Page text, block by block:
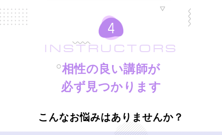
INSTRUCTORS
相性の良い講師が
必ず見つかります
こんなお悩みはありませんか？